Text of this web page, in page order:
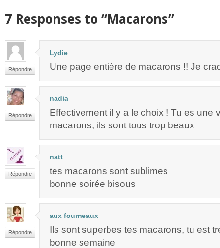
7 Responses to “Macarons”
Répondre
Lydie
Une page entière de macarons !! Je
Répondre
nadia
Effectivement il y a le choix ! Tu es une
macarons, ils sont tous trop beaux
Répondre
natt
tes macarons sont sublimes
bonne soirée bisous
Répondre
aux fourneaux
Ils sont superbes tes macarons, tu est
bonne semaine